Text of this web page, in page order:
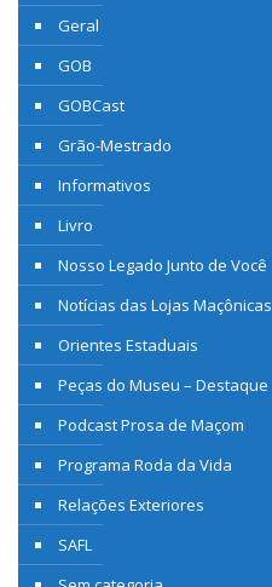
Geral
GOB
GOBCast
Grão-Mestrado
Informativos
Livro
Nosso Legado Junto de Você
Notícias das Lojas Maçônicas
Orientes Estaduais
Peças do Museu – Destaque
Podcast Prosa de Maçom
Programa Roda da Vida
Relações Exteriores
SAFL